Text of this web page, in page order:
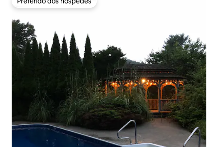
Preferido dos hóspedes